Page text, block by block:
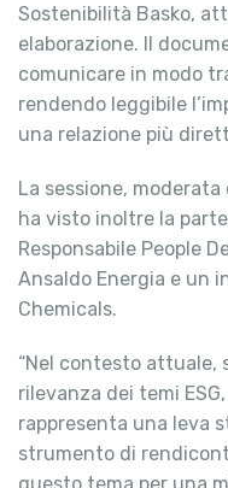
Sostenibilità Basko,
elaborazione. Il
comunicare in modo
rendendo leggibile
una relazione più
La sessione, moderata
ha visto inoltre la
Responsabile People
Ansaldo Energia e un
Chemicals.
“Nel contesto attuale,
rilevanza dei temi
rappresenta una leva
strumento di
questo tema per una